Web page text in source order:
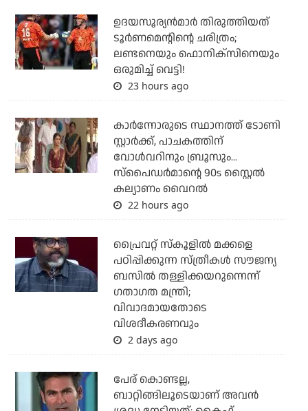
ഉദയസൂര്യന്‍മാര്‍ തിരുത്തിയത്
ടൂര്‍ണമെന്റിന്റെ ചരിത്രം;
ലണ്ടനെയും ഫൊനിക്‌സിനെയും
ഒരുമിച്ച് വെട്ടി!
23 hours ago
കാര്‍ന്നോരുടെ സ്ഥാനത്ത് ടോണി
സ്റ്റാര്‍ക്ക്, പാചകത്തിന്
വോള്‍വറിനും ബ്രൂസും...
സ്‌പൈഡര്‍മാന്റെ 90s സ്റ്റൈല്‍
കല്യാണം വൈറല്‍
22 hours ago
പ്രൈവറ്റ് സ്‌കൂളില്‍ മക്കളെ
പഠിപ്പിക്കുന്ന സ്ത്രീകള്‍ സൗജന്യ
ബസില്‍ തള്ളിക്കയറുന്നെന്ന്
ഗതാഗത മന്ത്രി;
വിവാദമായതോടെ
വിശദീകരണവും
2 days ago
പേര് കൊണ്ടല്ല,
ബാറ്റിങ്ങിലൂടെയാണ് അവൻ